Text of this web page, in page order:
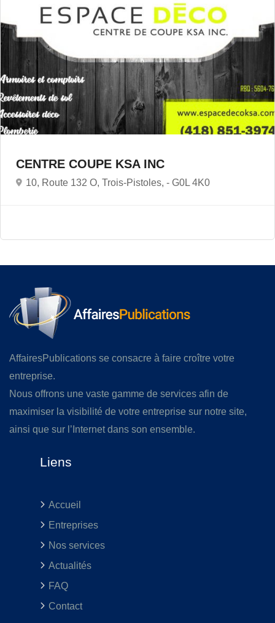
CENTRE COUPE KSA INC
10, Route 132 O, Trois-Pistoles, - G0L 4K0
AffairesPublications se consacre à faire croître votre
entreprise.
Nous offrons une vaste gamme de services afin de
maximiser la visibilité de votre entreprise sur notre site,
ainsi que sur l’Internet dans son ensemble.
Liens
Accueil
Entreprises
Nos services
Actualités
FAQ
Contact